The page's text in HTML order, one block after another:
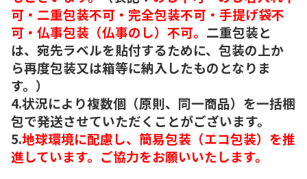
可・二重包装不可・完全包装不可・手提げ袋不
可・仏事包装（仏事のし）不可。 二重包装と
は、宛先ラベルを貼付するために、包装の上か
ら再度包装又は箱等に納入したものとなりま
す。）
4.状況により複数個（原則、同一商品）を一括梱
包で発送させていただくことがございます。
5.地球環境に配慮し、簡易包装（エコ包装）を推
進しています。ご協力をお願いいたします。